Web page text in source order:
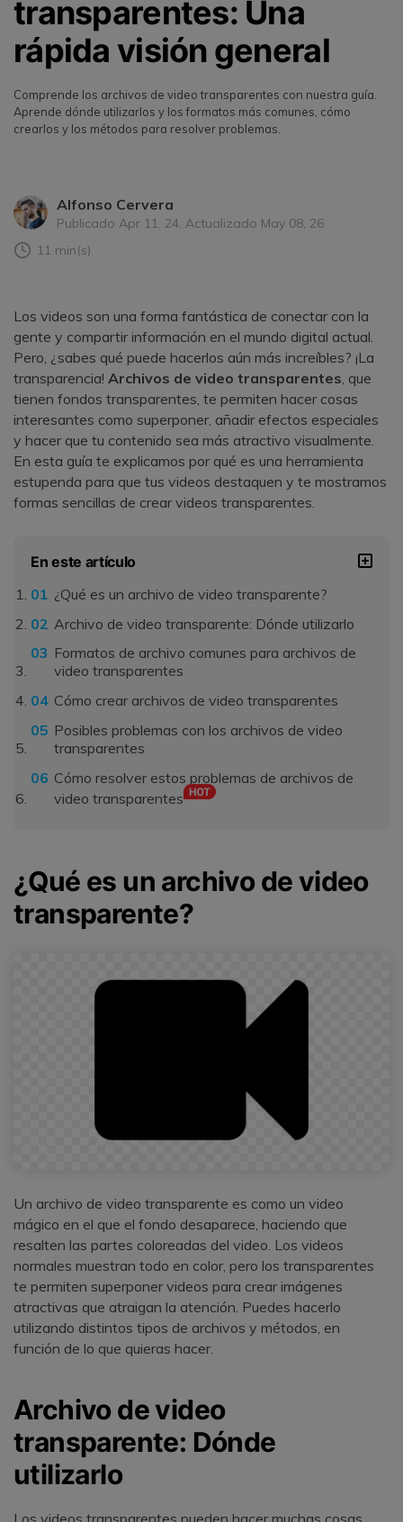
transparentes: Una
rápida visión general
Comprende los archivos de video transparentes con nuestra guía.
Aprende dónde utilizarlos y los formatos más comunes, cómo
crearlos y los métodos para resolver problemas.
Alfonso Cervera
Publicado Apr 11, 24, Actualizado May 08, 26
11 min(s)
Los videos son una forma fantástica de conectar con la
gente y compartir información en el mundo digital actual.
Pero, ¿sabes qué puede hacerlos aún más increíbles? ¡La
transparencia! Archivos de video transparentes, que
tienen fondos transparentes, te permiten hacer cosas
interesantes como superponer, añadir efectos especiales
y hacer que tu contenido sea más atractivo visualmente.
En esta guía te explicamos por qué es una herramienta
estupenda para que tus videos destaquen y te mostramos
formas sencillas de crear videos transparentes.
En este artículo
¿Qué es un archivo de video transparente?
Archivo de video transparente: Dónde utilizarlo
Formatos de archivo comunes para archivos de
video transparentes
Cómo crear archivos de video transparentes
Posibles problemas con los archivos de video
transparentes
Cómo resolver estos problemas de archivos de
video transparentes
¿Qué es un archivo de video
transparente?
Un archivo de video transparente es como un video
mágico en el que el fondo desaparece, haciendo que
resalten las partes coloreadas del video. Los videos
normales muestran todo en color, pero los transparentes
te permiten superponer videos para crear imágenes
atractivas que atraigan la atención. Puedes hacerlo
utilizando distintos tipos de archivos y métodos, en
función de lo que quieras hacer.
Archivo de video
transparente: Dónde
utilizarlo
Los videos transparentes pueden hacer muchas cosas